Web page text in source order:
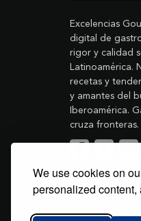
We use cookies on
personalized content,
Excelencias
digital de
rigor y calidad
Latinoamérica.
recetas y
y amantes del
Iberoamérica.
cruza fronteras.
Copyright ©
Todos los